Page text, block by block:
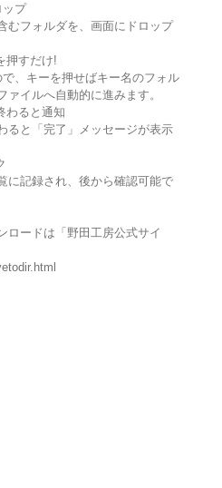
プ
むフォルダを、画面にドロップ
押すだけ!
、キーを押せばキー名のフォル
イルへ自動的に進みます。
わると通知
ると「完了」メッセージが表示
に記録され、後から確認可能で
ロードは「野田工房公式サイ